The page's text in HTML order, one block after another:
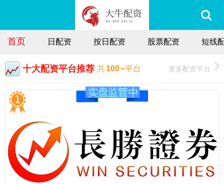
首页 日配资 按日配资 股票配资 短线
十大配资平台推荐 共100+平台 更多配资平台